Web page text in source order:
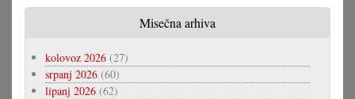
Misečna arhiva
kolovoz 2026 (27)
srpanj 2026 (60)
lipanj 2026 (62)